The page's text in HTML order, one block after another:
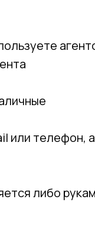
или телефон,
либо